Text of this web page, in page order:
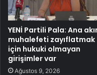
YENİ Partili Pala: Ana
muhalefeti zayıflatmak
için hukuki olmayan
girişimler var
Ağustos 9, 2026